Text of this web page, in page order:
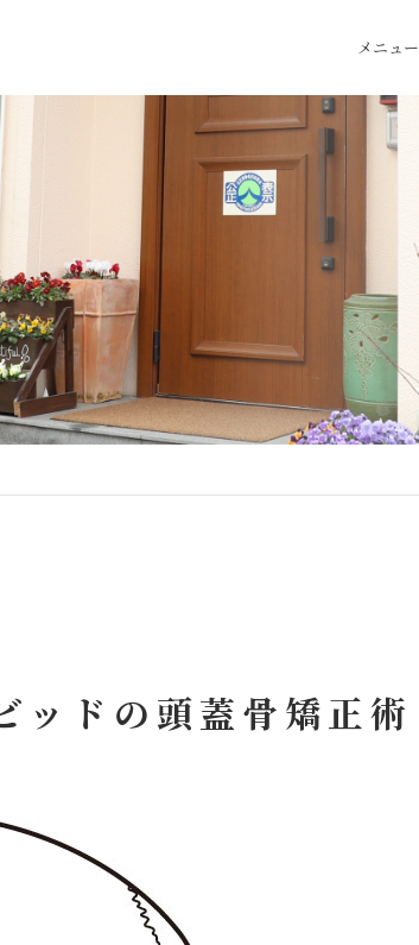
メニュー
ッドの頭蓋骨矯正術